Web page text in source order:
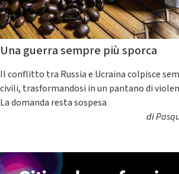
Una guerra sempre più sporca
Il conflitto tra Russia e Ucraina colpisce
civili, trasformandosi in un pantano di
La domanda resta sospesa
di